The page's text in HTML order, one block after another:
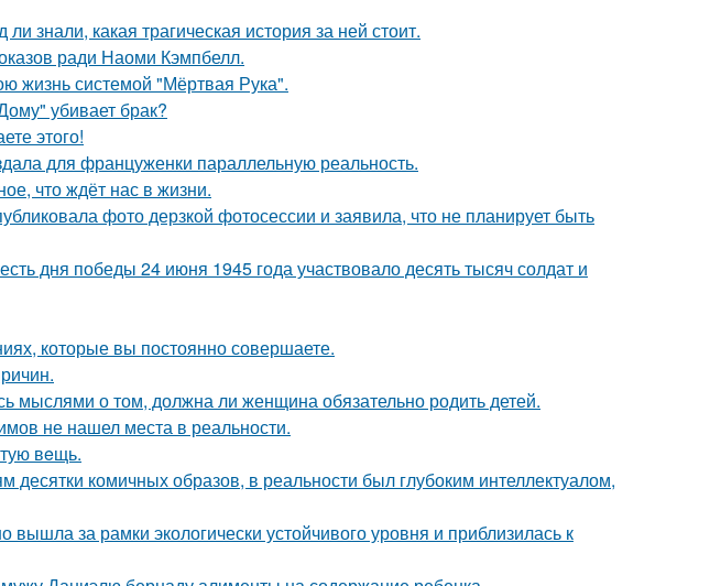
знали, какая трагическая история за ней стоит.
ради Наоми Кэмпбелл.
жизнь системой "Мёртвая Рука".
убивает брак?
этого!
для француженки параллельную реальность.
что ждёт нас в жизни.
фото дерзкой фотосессии и заявила, что не планирует быть
дня победы 24 июня 1945 года участвовало десять тысяч солдат и
которые вы постоянно совершаете.
мыслями о том, должна ли женщина обязательно родить детей.
не нашел места в реальности.
вeщь.
десятки комичных образов, в реальности был глубоким интеллектуалом,
вышла за рамки экологически устойчивого уровня и приблизилась к